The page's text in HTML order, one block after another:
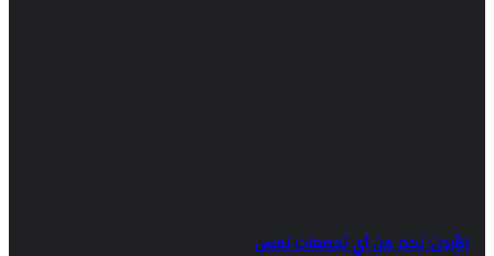
نحذر من أي تجمعات تمس